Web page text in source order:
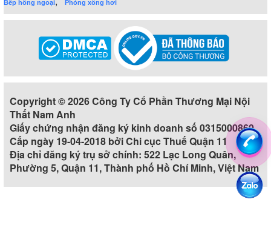
Bếp hồng ngoại Phòng xông hơi
Copyright © 2026 Công Ty Cổ Phần Thương Mại Nội
Thất Nam Anh
Giấy chứng nhận đăng ký kinh doanh số 0315000860
Cấp ngày 19-04-2018 bởi Chi cục Thuế Quận 11
Địa chỉ đăng ký trụ sở chính: 522 Lạc Long Quân,
Phường 5, Quận 11, Thành phố Hồ Chí Minh, Việt Nam